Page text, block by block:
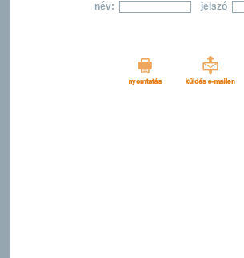
név: jelszó